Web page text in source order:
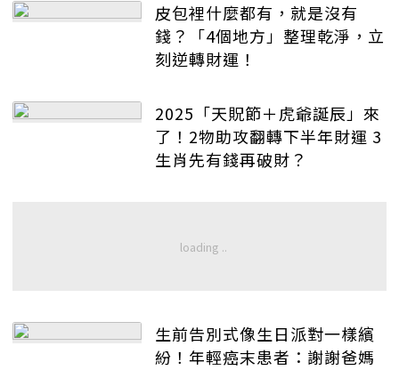
皮包裡什麼都有，就是沒有
錢？「4個地方」整理乾淨，立
刻逆轉財運！
2025「天貺節＋虎爺誕辰」來
了！2物助攻翻轉下半年財運 3
生肖先有錢再破財？
生前告別式像生日派對一樣繽
紛！年輕癌末患者：謝謝爸媽